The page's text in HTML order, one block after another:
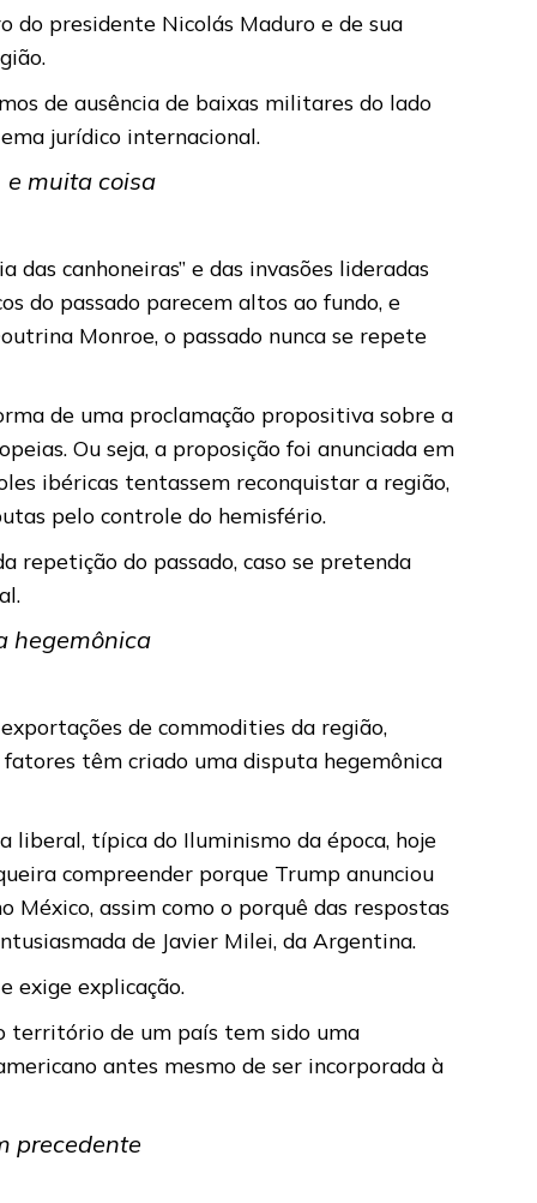
do presidente Nicolás Maduro e de sua
de ausência de baixas militares do lado
jurídico internacional.
e muita coisa
canhoneiras” e das invasões lideradas
do passado parecem altos ao fundo, e
Monroe, o passado nunca se repete
de uma proclamação propositiva sobre a
Ou seja, a proposição foi anunciada em
ibéricas tentassem reconquistar a região,
pelo controle do hemisfério.
do passado, caso se pretenda
hegemônica
de commodities da região,
têm criado uma disputa hegemônica
liberal, típica do Iluminismo da época, hoje
compreender porque Trump anunciou
México, assim como o porquê das respostas
de Javier Milei, da Argentina.
exige explicação.
território de um país tem sido uma
antes mesmo de ser incorporada à
precedente